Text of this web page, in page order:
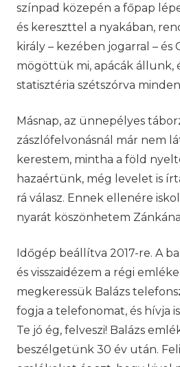
színpad közepén a főpap
és kereszttel a nyakában,
király – kezében jogarral – és
mögöttük mi, apácák állunk,
statisztéria szétszórva
Másnap, az ünnepélyes
zászlófelvonásnál már nem
kerestem, mintha a föld
hazaértünk, még levelet is
rá válasz. Ennek ellenére
nyarát köszönhetem
Időgép beállítva 2017-re. A
és visszaidézem a régi
megkeressük Balázs
fogja a telefonomat, és hívja
Te jó ég, felveszi! Balázs
beszélgetünk 30 év után.